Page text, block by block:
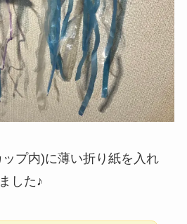
プ内)に薄い折り紙を入れ
した♪